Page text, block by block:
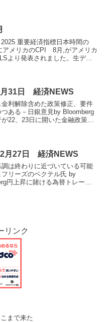
重要経済指標日本時間の
アメリカのCPI 8月,がアメリカ
より発表されました。生デー
31日 経済NEWS
金利解除含めた政策修正、要件
ある－日銀意見by Bloomberg
が22、23日に開いた金融政策決
...月27日 経済NEWS
調は終わりに近づいている可能
リーズのベクテル氏 by
円上昇に賭ける為替トレーダ
リンク
まで来た